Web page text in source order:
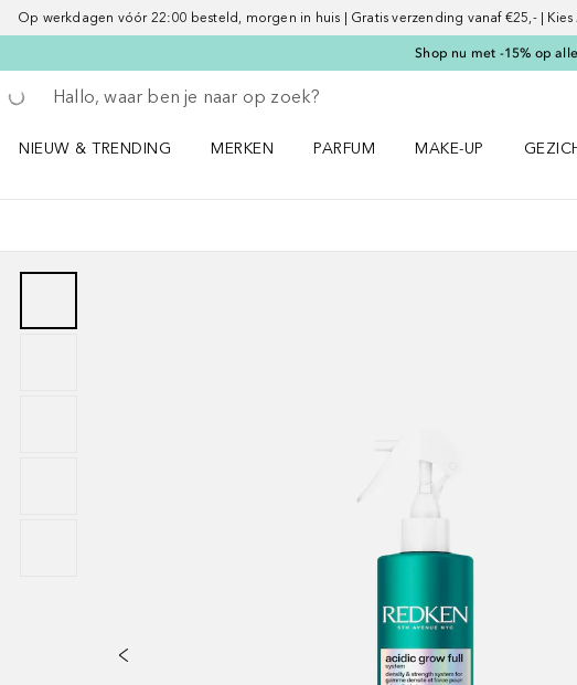
Op werkdagen vóór 22:00 besteld, morgen in huis | Gratis verzending vanaf €25,- |
Shop nu met -15% op
Ga terug
Zoekopdracht uitvoeren
NIEUW & TRENDING
MERKEN
PARFUM
MAKE-UP